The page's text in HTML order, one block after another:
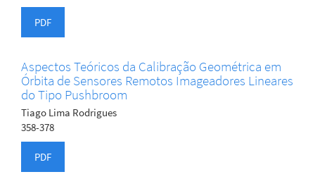
PDF
Aspectos Teóricos da Calibração Geométrica em
Órbita de Sensores Remotos Imageadores Lineares
do Tipo Pushbroom
Tiago Lima Rodrigues
358-378
PDF